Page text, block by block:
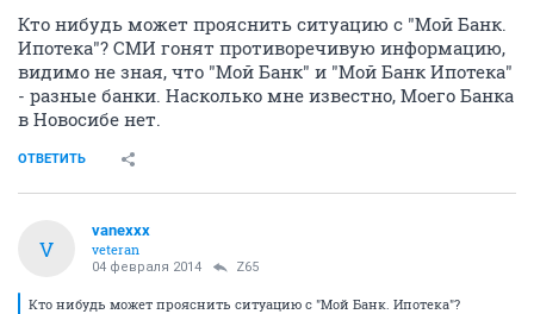
Кто нибудь может прояснить ситуацию с "Мой Банк.
Ипотека"? СМИ гонят противоречивую информацию,
видимо не зная, что "Мой Банк" и "Мой Банк Ипотека"
- разные банки. Насколько мне известно, Моего Банка
в Новосибе нет.
ОТВЕТИТЬ
V
vanexxx
veteran
04 февраля 2014 Z65
Кто нибудь может прояснить ситуацию с "Мой Банк. Ипотека"?